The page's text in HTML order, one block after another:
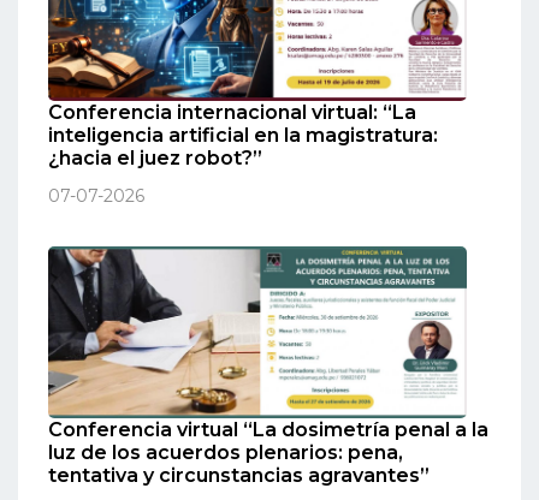
Conferencia internacional virtual: “La
inteligencia artificial en la magistratura:
¿hacia el juez robot?”
07-07-2026
Conferencia virtual “La dosimetría penal a la
luz de los acuerdos plenarios: pena,
tentativa y circunstancias agravantes”